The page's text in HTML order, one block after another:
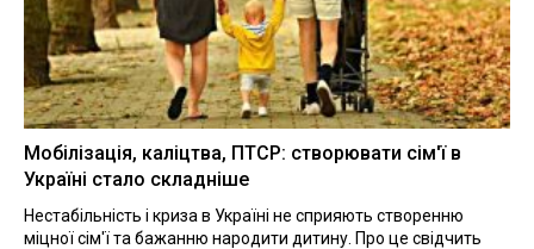
Мобілізація, каліцтва, ПТСР: створювати сім'ї в
Україні стало складніше
Нестабільність і криза в Україні не сприяють створенню
міцної сім'ї та бажанню народити дитину. Про це свідчить